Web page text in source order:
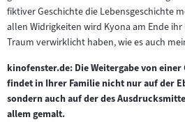
fiktiver Geschichte die Lebensgeschichte
allen Widrigkeiten wird Kyona am Ende
Traum verwirklicht haben, wie es auch
kinofenster.de: Die Weitergabe von
findet in Ihrer Familie nicht nur auf der
sondern auch auf der des
allem gemalt.